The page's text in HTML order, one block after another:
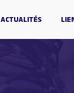
ACTUALITÉS